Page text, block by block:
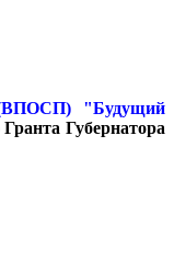
(ВПОСП) "Будущий
Губернатора